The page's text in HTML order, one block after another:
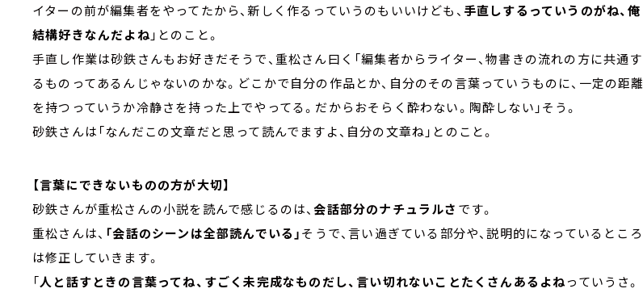
イターの前が編集者をやってたから、新しく作るっていうのもいいけども、 手直しするっていうのがね、俺
結構好きなんだよね 」とのこと。
手直し作業は砂鉄さんもお好きだそうで、重松さん曰く「編集者からライター、物書きの流れの方に共通す
るものってあるんじゃないのかな。どこかで自分の作品とか、自分のその言葉っていうものに、一定の距離
を持つっていうか冷静さを持った上でやってる。だからおそらく酔わない。陶酔しない」そう。
砂鉄さんは「なんだこの文章だと思って読んでますよ、自分の文章ね」とのこと。
【言葉にできないものの方が大切】
砂鉄さんが重松さんの小説を読んで感じるのは、会話部分のナチュラルさ です。
重松さんは、 「会話のシーンは全部読んでいる」そうで、言い過ぎている部分や、説明的になっているところ
は修正していきます。
「人と話すときの言葉ってね、すごく未完成なものだし、言い切れないことたくさんあるよねっていうさ。